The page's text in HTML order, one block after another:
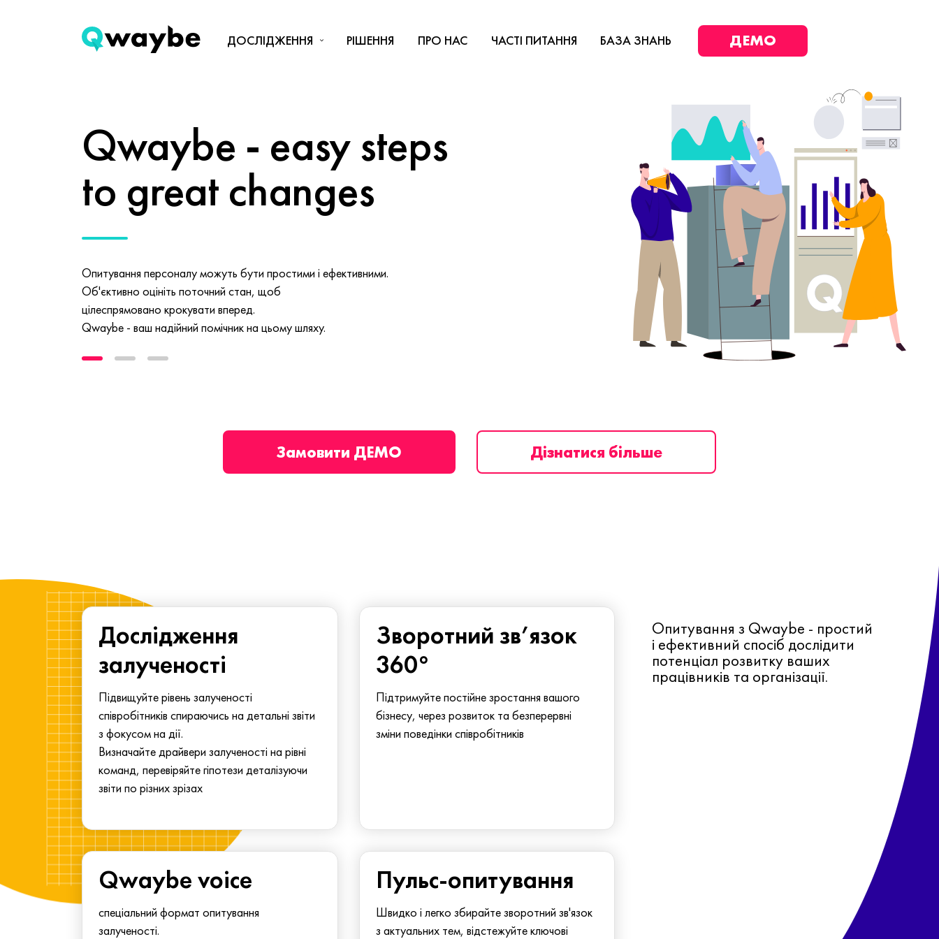
ДОСЛІДЖЕННЯ РІШЕННЯ ПРО НАС ЧАСТІ ПИТАННЯ БАЗА ЗНАНЬ ДЕМО
Qwaybe - easy steps
to great changes
Опитування персоналу можуть бути простими і ефективними.
Об'єктивно оцініть поточний стан, щоб
цілеспрямовано крокувати вперед.
Qwaybe - ваш надійний помічник на цьому шляху.
Замовити ДЕМО Дізнатися більше
Дослідження
залученості
Підвищуйте рівень залученості
співробітників спираючись на детальні звіти
з фокусом на дії.
Визначайте драйвери залученості на рівні
команд, перевіряйте гіпотези деталізуючи
звіти по різних зрізах
Зворотний зв’язок
360°
Підтримуйте постійне зростання вашого
бізнесу, через розвиток та безперервні
зміни поведінки співробітників
Опитування з Qwaybe - простий
і ефективний спосіб дослідити
потенціал розвитку ваших
працівників та організації.
Qwaybe voice
спеціальний формат опитування
залученості.
Пульс-опитування
Швидко і легко збирайте зворотний зв'язок
з актуальних тем, відстежуйте ключові